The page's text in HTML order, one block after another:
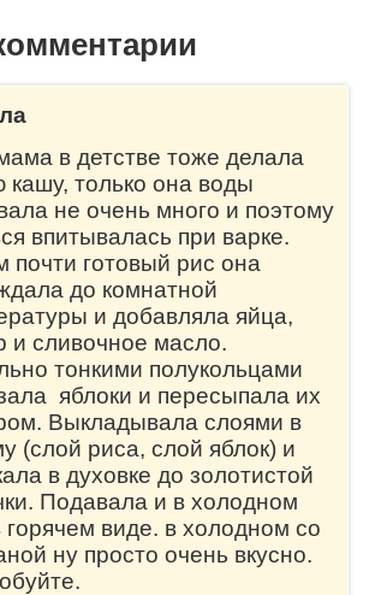
в детстве тоже делала
кашу, только она воды
не очень много и поэтому
впитывалась при варке.
почти готовый рис она
до комнатной
и добавляла яйца,
и сливочное масло.
тонкими полукольцами
яблоки и пересыпала их
Выкладывала слоями в
(слой риса, слой яблок) и
в духовке до золотистой
Подавала и в холодном
горячем виде. в холодном со
ну просто очень вкусно.